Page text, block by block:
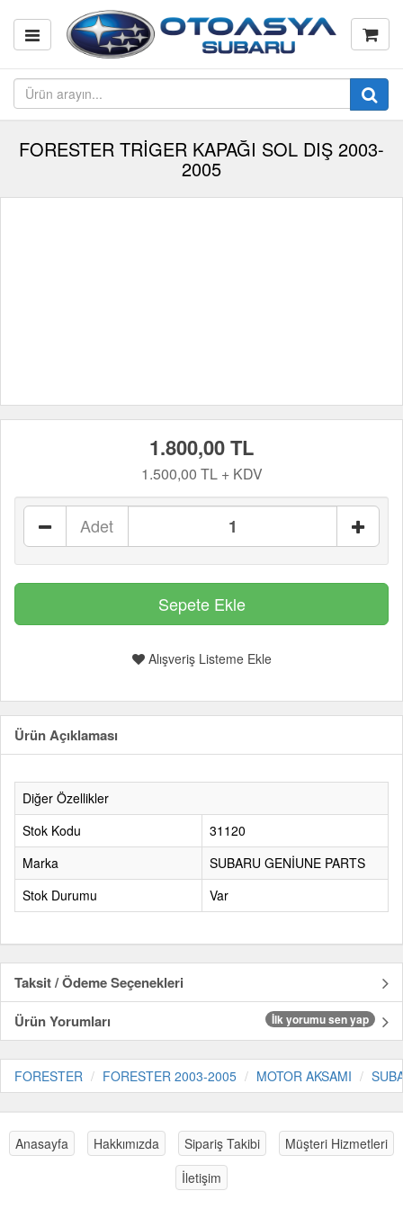
FORESTER TRİGER KAPAĞI SOL DIŞ 2003-
2005
1.800,00 TL
1.500,00 TL + KDV
Adet
Alışveriş Listeme Ekle
Ürün Açıklaması
Diğer Özellikler
Stok Kodu
31120
Marka
SUBARU GENİUNE PARTS
Stok Durumu
Var
Taksit / Ödeme Seçenekleri
Ürün Yorumları
İlk yorumu sen yap
FORESTER FORESTER 2003-2005 MOTOR AKSAMI
Anasayfa Hakkımızda Sipariş Takibi
Müşteri Hizmetleri
İletişim